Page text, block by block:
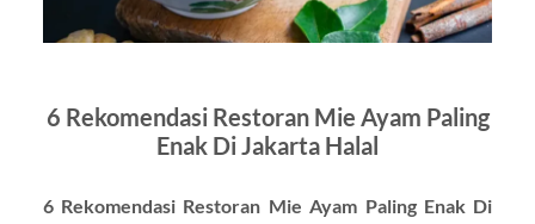
6 Rekomendasi Restoran Mie Ayam Paling
Enak Di Jakarta Halal
6 Rekomendasi Restoran Mie Ayam Paling Enak Di